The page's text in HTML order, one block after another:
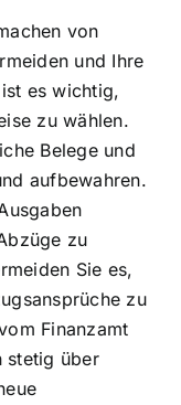
von
und Ihre
es wichtig,
zu wählen.
Belege und
aufbewahren.
zu
Sie es,
zu
Finanzamt
stetig über